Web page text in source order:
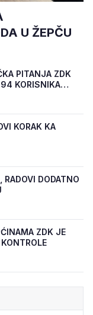
U ŽEPČU
PITANJA ZDK
94 KORISNIKA
KORAK KA
RADOVI DODATNO
ZDK JE